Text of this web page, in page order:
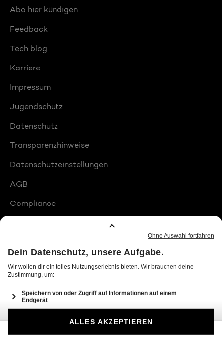
Abo hier kündigen
Feedback
Tech blog
Karriere
Impressum
Jugendschutz
Datenschutz
Transparenzhinweise
Datenschutzeinstellungen
AGB
Compliance